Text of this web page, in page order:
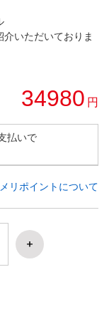
いただいておりま
34980 円
払いで
リポイントについて